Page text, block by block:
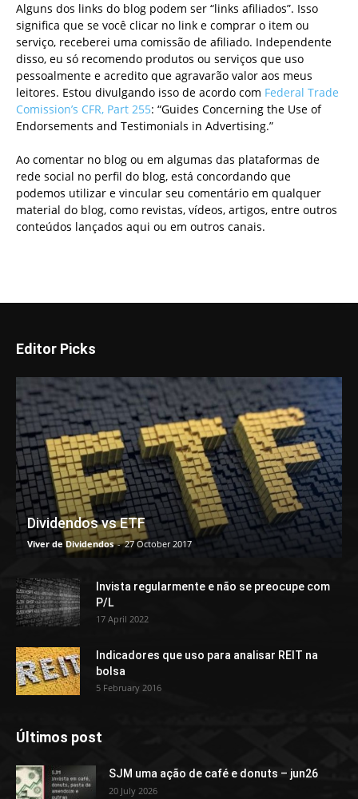
Alguns dos links do blog podem ser “links afiliados”. Isso
significa que se você clicar no link e comprar o item ou
serviço, receberei uma comissão de afiliado. Independente
disso, eu só recomendo produtos ou serviços que uso
pessoalmente e acredito que agravarão valor aos meus
leitores. Estou divulgando isso de acordo com Federal Trade
Comission’s CFR, Part 255: “Guides Concerning the Use of
Endorsements and Testimonials in Advertising.”
Ao comentar no blog ou em algumas das plataformas de
rede social no perfil do blog, está concordando que
podemos utilizar e vincular seu comentário em qualquer
material do blog, como revistas, vídeos, artigos, entre outros
conteúdos lançados aqui ou em outros canais.
Editor Picks
Dividendos vs ETF
Viver de Dividendos - 27 October 2017
Invista regularmente e não se preocupe com
P/L
17 April 2022
Indicadores que uso para analisar REIT na
bolsa
5 February 2016
Últimos post
SJM uma ação de café e donuts – jun26
20 July 2026